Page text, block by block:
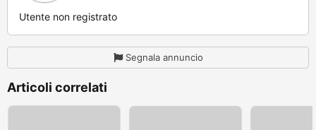
Utente non registrato
Segnala annuncio
Articoli correlati